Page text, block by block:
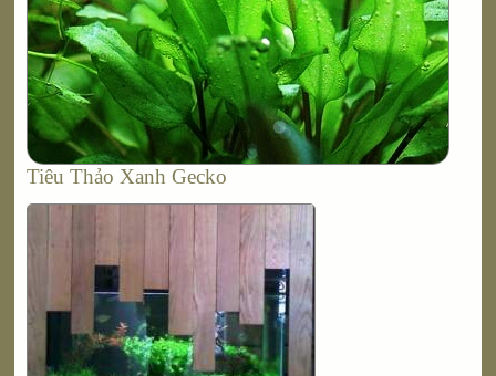
Tiêu Thảo Xanh Gecko